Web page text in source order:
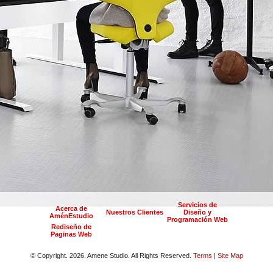
Acerca de
AménEstudio
Nuestros Clientes
Servicios de
Diseño y
Programación Web
Rediseño de
Paginas Web
© Copyright. 2026. Amene Studio. All Rights Reserved. Terms | Site Map